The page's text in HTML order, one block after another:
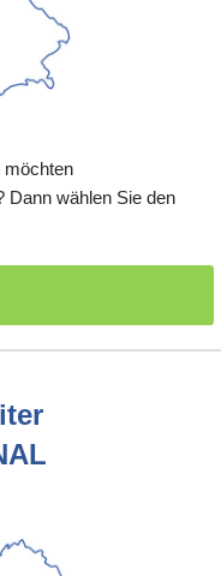
möchten
Dann wählen Sie den